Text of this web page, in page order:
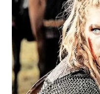
Group
WAHANA
NEWS
WAHANA
TANI